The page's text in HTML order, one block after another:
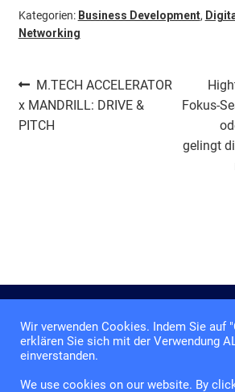
Kategorien: Business Development,
Networking
Beitragsnavigation
Vorheriger
Beitrag:
M.TECH ACCELERATOR
x MANDRILL: DRIVE &
PITCH
Fokus-
gelingt
Impressum
Wir verwenden Cookies. Indem Sie auf
erklären Sie sich mit der Verwendung
einverstanden.
We use cookies on our website. By